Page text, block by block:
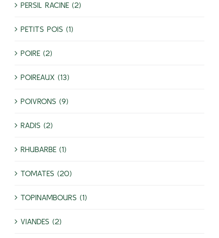
PERSIL RACINE (2)
PETITS POIS (1)
POIRE (2)
POIREAUX (13)
POIVRONS (9)
RADIS (2)
RHUBARBE (1)
TOMATES (20)
TOPINAMBOURS (1)
VIANDES (2)